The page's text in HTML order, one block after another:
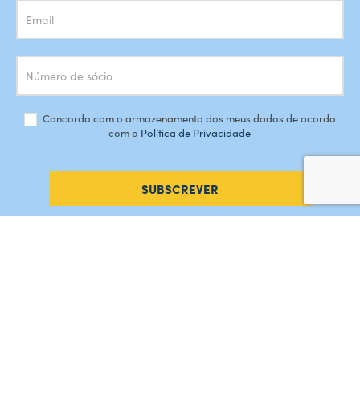
Concordo com o armazenamento dos meus dados de acordo
com a Política de Privacidade
SUBSCREVER